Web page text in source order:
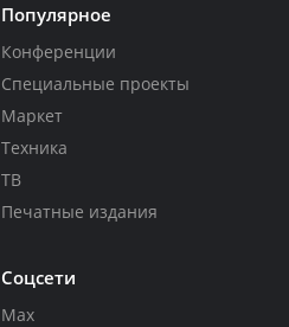
Популярное
Конференции
Специальные проекты
Маркет
Техника
ТВ
Печатные издания
Соцсети
Max